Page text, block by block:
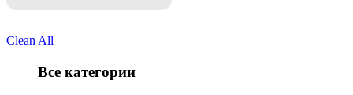
Clean All
Все категории